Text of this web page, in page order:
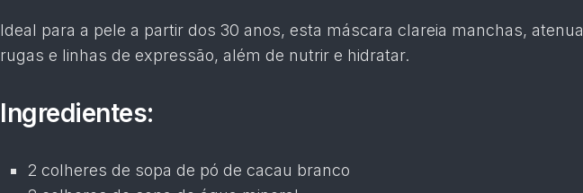
Ideal para a pele a partir dos 30 anos, esta máscara clareia manchas, atenua
rugas e linhas de expressão, além de nutrir e hidratar.
Ingredientes:
2 colheres de sopa de pó de cacau branco